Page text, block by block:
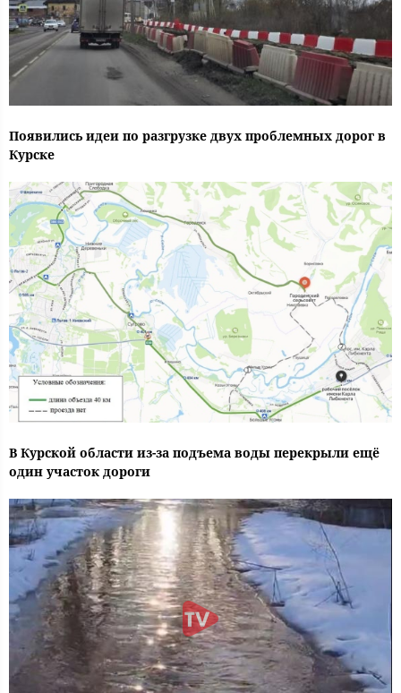
Появились идеи по разгрузке двух проблемных дорог в
Курске
В Курской области из-за подъема воды перекрыли ещё
один участок дороги